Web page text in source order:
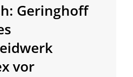
Geringhoff
vor